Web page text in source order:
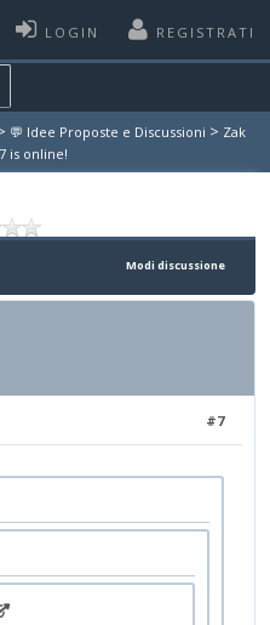
LOGIN REGISTRATI
💬 Idee Proposte e Discussioni > Zak
is online!
Modi discussione
#7